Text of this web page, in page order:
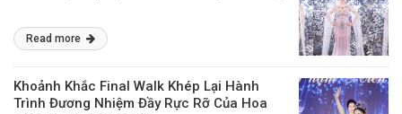
Read more
Khoảnh Khắc Final Walk Khép Lại Hành
Trình Đương Nhiệm Đầy Rực Rỡ Của Hoa